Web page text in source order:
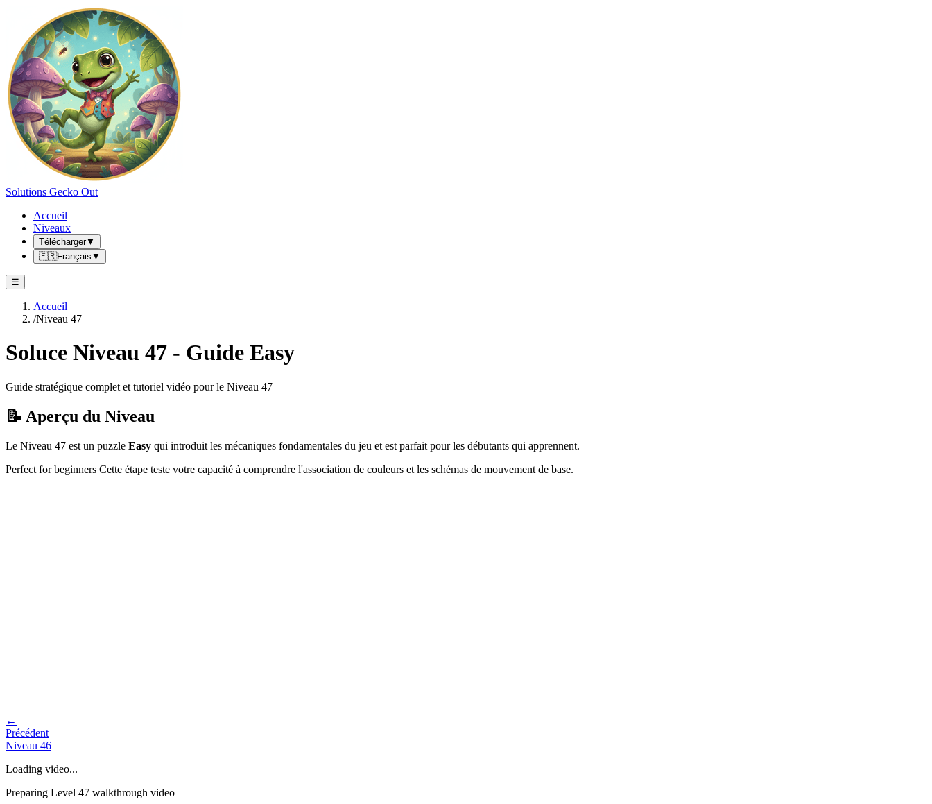
Solutions Gecko Out
Accueil
Niveaux
Télécharger▼
🇫🇷Français ▼
☰
Accueil
/Niveau 47
Soluce Niveau 47 - Guide Easy
Guide stratégique complet et tutoriel vidéo pour le Niveau 47
📝 Aperçu du Niveau
Le Niveau 47 est un puzzle Easy qui introduit les mécaniques fondamentales du jeu et est parfait pour les débutants qui apprennent.
Perfect for beginners Cette étape teste votre capacité à comprendre l'association de couleurs et les schémas de mouvement de base.
←
Précédent
Niveau 46
Loading video...
Preparing Level 47 walkthrough video